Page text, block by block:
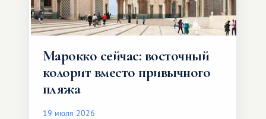
Марокко сейчас: восточный
колорит вместо привычного
пляжа
19 июля 2026